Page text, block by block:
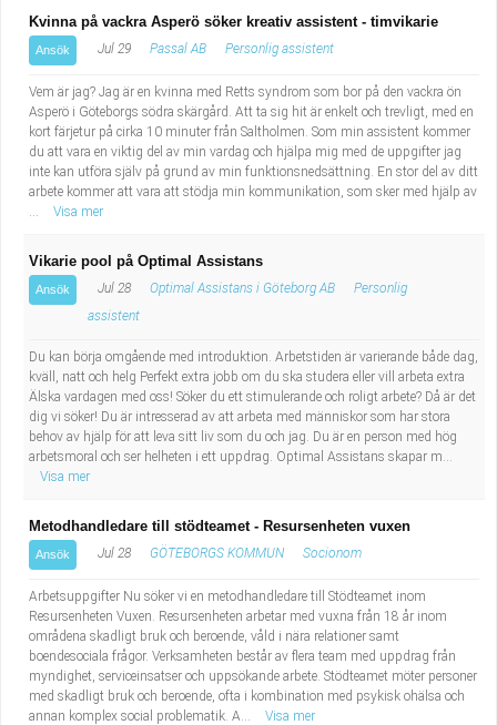
Kvinna på vackra Asperö söker kreativ assistent - timvikarie
Ansök Jul 29 Passal AB Personlig assistent
Vem är jag? Jag är en kvinna med Retts syndrom som bor på den vackra ön
Asperö i Göteborgs södra skärgård. Att ta sig hit är enkelt och trevligt, med en
kort färjetur på cirka 10 minuter från Saltholmen. Som min assistent kommer
du att vara en viktig del av min vardag och hjälpa mig med de uppgifter jag
inte kan utföra själv på grund av min funktionsnedsättning. En stor del av ditt
arbete kommer att vara att stödja min kommunikation, som sker med hjälp av
...
Visa mer
Vikarie pool på Optimal Assistans
Ansök Jul 28 Optimal Assistans i Göteborg AB
Personlig
assistent
Du kan börja omgående med introduktion. Arbetstiden är varierande både dag,
kväll, natt och helg Perfekt extra jobb om du ska studera eller vill arbeta extra
Älska vardagen med oss! Söker du ett stimulerande och roligt arbete? Då är det
dig vi söker! Du är intresserad av att arbeta med människor som har stora
behov av hjälp för att leva sitt liv som du och jag. Du är en person med hög
arbetsmoral och ser helheten i ett uppdrag. Optimal Assistans skapar m...
Visa mer
Metodhandledare till stödteamet - Resursenheten vuxen
Ansök Jul 28 GÖTEBORGS KOMMUN Socionom
Arbetsuppgifter Nu söker vi en metodhandledare till Stödteamet inom
Resursenheten Vuxen. Resursenheten arbetar med vuxna från 18 år inom
områdena skadligt bruk och beroende, våld i nära relationer samt
boendesociala frågor. Verksamheten består av flera team med uppdrag från
myndighet, serviceinsatser och uppsökande arbete. Stödteamet möter personer
med skadligt bruk och beroende, ofta i kombination med psykisk ohälsa och
annan komplex social problematik. A...
Visa mer